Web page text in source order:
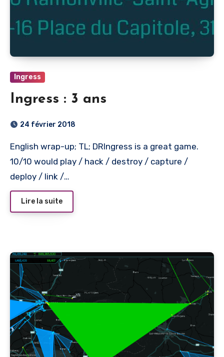
Ingress
Ingress : 3 ans
24 février 2018
English wrap-up; TL; DRIngress is a great game.
10/10 would play / hack / destroy / capture /
deploy / link /…
Lire la suite